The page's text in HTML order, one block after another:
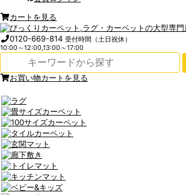
カートを見る
0120-669-814受付時間（土日祝休）
10:00～12:00,13:00～17:00
お買い物カートを見る